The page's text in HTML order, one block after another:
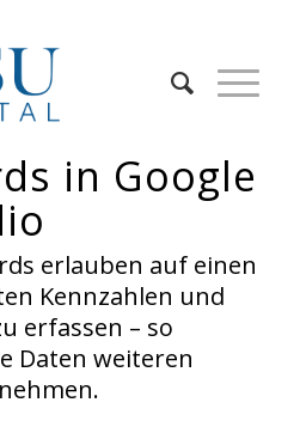
in Google
erlauben auf einen
Kennzahlen und
erfassen – so
Daten weiteren